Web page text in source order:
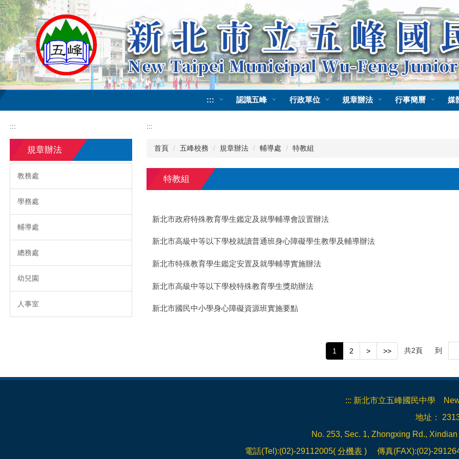
跳
到
主
要
內
容
區
:::
::: 認識五峰 行政單位 規章辦法 行事簡曆 媒
:::
規章辦法
教務處
學務處
輔導處
總務處
幼兒園
人事室
:::
首頁 五峰校務 規章辦法 輔導處 特教組
特教組
新北市政府特殊教育學生鑑定及就學輔導會設置辦法
新北市高級中等以下學校就讀普通班身心障礙學生教學及輔導辦法
新北市特殊教育學生鑑定安置及就學輔導實施辦法
新北市高級中等以下學校特殊教育學生獎助辦法
新北市國民中小學身心障礙資源班實施要點
1 2 > >> 共2頁 到
::: 新北市立五峰國民中學
地址：
No. 253, Sec. 1, Zhongxing Rd.,
電話(Tel):(02)-29112005( 分機表 ) 傳真(FAX):(02)-